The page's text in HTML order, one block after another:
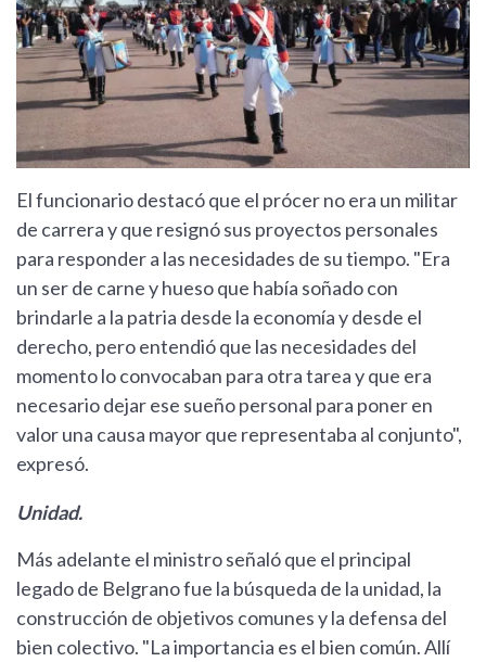
El funcionario destacó que el prócer no era un militar
de carrera y que resignó sus proyectos personales
para responder a las necesidades de su tiempo. "Era
un ser de carne y hueso que había soñado con
brindarle a la patria desde la economía y desde el
derecho, pero entendió que las necesidades del
momento lo convocaban para otra tarea y que era
necesario dejar ese sueño personal para poner en
valor una causa mayor que representaba al conjunto",
expresó.
Unidad.
Más adelante el ministro señaló que el principal
legado de Belgrano fue la búsqueda de la unidad, la
construcción de objetivos comunes y la defensa del
bien colectivo. "La importancia es el bien común. Allí